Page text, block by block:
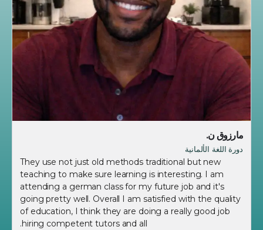
مارزوق ن.
دورة اللغة الألمانية
They use not just old methods traditional but new
teaching to make sure learning is interesting. I am
attending a german class for my future job and it's
going pretty well. Overall I am satisfied with the quality
of education, I think they are doing a really good job
hiring competent tutors and all.